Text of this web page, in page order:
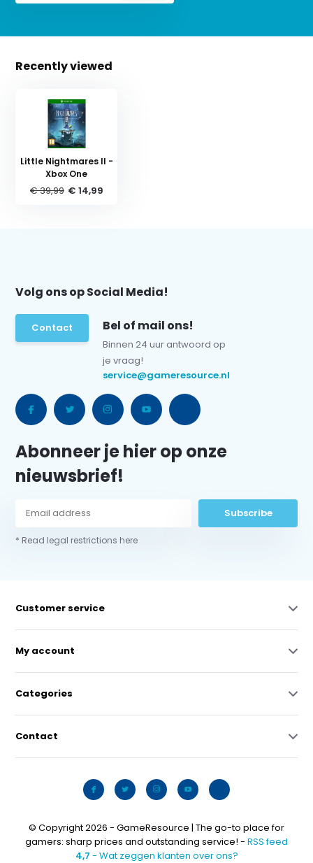
Recently viewed
Little Nightmares II -
Xbox One
€ 39,99 € 14,99
Volg ons op Social Media!
Contact Bel of mail ons!
Binnen 24 uur antwoord op
je vraag!
service@gameresource.nl
Abonneer je hier op onze
nieuwsbrief!
Subscribe
* Read legal restrictions here
Customer service
My account
Categories
Contact
© Copyright 2026 - GameResource | The go-to place for
gamers: sharp prices and outstanding service! - RSS feed
4,7 - Wat zeggen klanten over ons?